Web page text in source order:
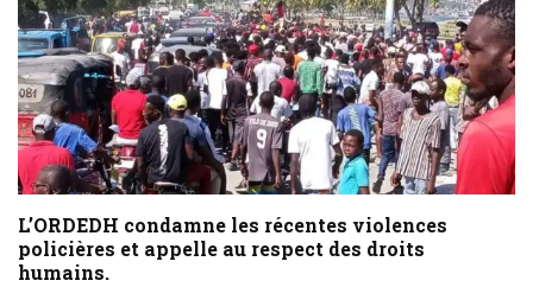
L’ORDEDH condamne les récentes violences
policières et appelle au respect des droits
humains.